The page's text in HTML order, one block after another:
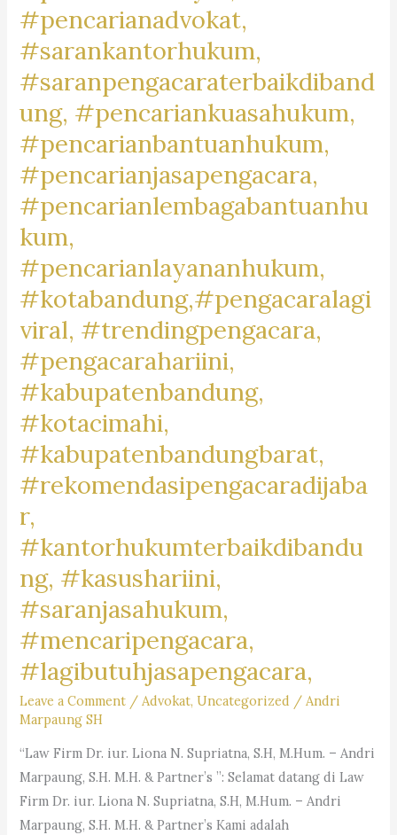
#lawyertiktok,
#rekomendasipengacara,
#rekomendasilawyer,
#beranda,
#pengacaratrendingdibandung,
#pengacaralagiviraldicimahi,
#pengacarapalingbanyakdicari,
#pengacaratanah,
#pengacarashm,
#aktivitaslawyer,
#caripengacaradigoogle,
#pengacarapalingtop,
#googletrend,
#googletrending,
#pencarianadvokat,
#sarankantorhukum,
#saranpengacaraterbaikdiband
ung, #pencariankuasahukum,
#pencarianbantuanhukum,
#pencarianjasapengacara,
#pencarianlembagabantuanhu
kum,
#pencarianlayananhukum,
#kotabandung,#pengacaralagi
viral, #trendingpengacara,
#pengacarahariini,
#kabupatenbandung,
#kotacimahi,
#kabupatenbandungbarat,
#rekomendasipengacaradijaba
r,
#kantorhukumterbaikdibandu
ng, #kasushariini,
#saranjasahukum,
#mencaripengacara,
#lagibutuhjasapengacara,
Leave a Comment / Advokat,Uncategorized / Andri
Marpaung SH
“Law Firm Dr. iur. Liona N. Supriatna, S.H, M.Hum. – Andri
Marpaung, S.H. M.H. & Partner’s ”: Selamat datang di Law
Firm Dr. iur. Liona N. Supriatna, S.H, M.Hum. – Andri
Marpaung, S.H. M.H. & Partner’s Kami adalah